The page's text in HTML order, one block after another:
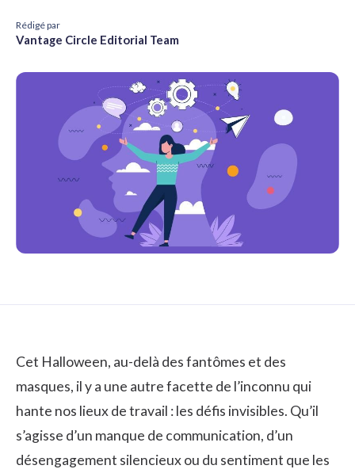
Rédigé par
Vantage Circle Editorial Team
Cet Halloween, au-delà des fantômes et des
masques, il y a une autre facette de l’inconnu qui
hante nos lieux de travail : les défis invisibles. Qu’il
s’agisse d’un manque de communication, d’un
désengagement silencieux ou du sentiment que les